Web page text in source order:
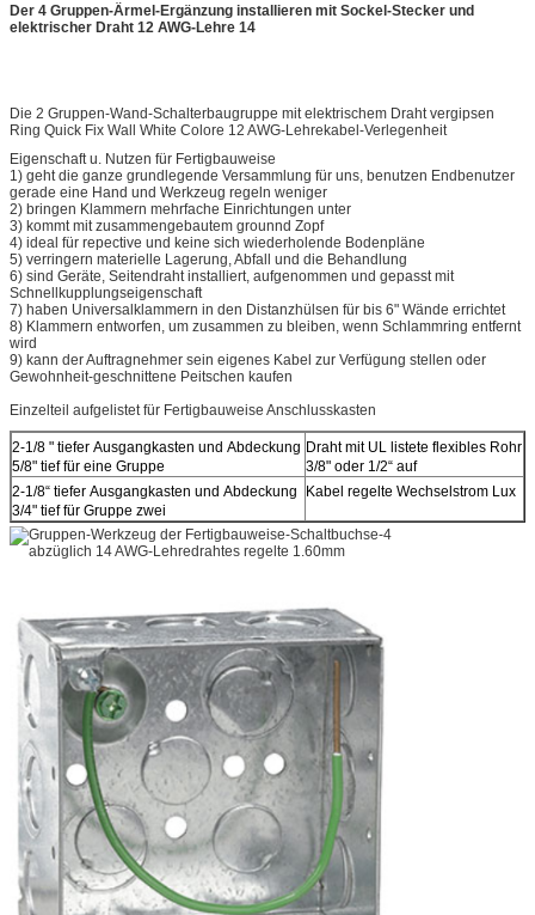
Der 4 Gruppen-Ärmel-Ergänzung installieren mit Sockel-Stecker und
elektrischer Draht 12 AWG-Lehre 14
Die 2 Gruppen-Wand-Schalterbaugruppe mit elektrischem Draht vergipsen
Ring Quick Fix Wall White Colore 12 AWG-Lehrekabel-Verlegenheit
Eigenschaft u. Nutzen für Fertigbauweise
1) geht die ganze grundlegende Versammlung für uns, benutzen Endbenutzer
gerade eine Hand und Werkzeug regeln weniger
2) bringen Klammern mehrfache Einrichtungen unter
3) kommt mit zusammengebautem grounnd Zopf
4) ideal für repective und keine sich wiederholende Bodenpläne
5) verringern materielle Lagerung, Abfall und die Behandlung
6) sind Geräte, Seitendraht installiert, aufgenommen und gepasst mit
Schnellkupplungseigenschaft
7) haben Universalklammern in den Distanzhülsen für bis 6" Wände errichtet
8) Klammern entworfen, um zusammen zu bleiben, wenn Schlammring entfernt
wird
9) kann der Auftragnehmer sein eigenes Kabel zur Verfügung stellen oder
Gewohnheit-geschnittene Peitschen kaufen
Einzelteil aufgelistet für Fertigbauweise Anschlusskasten
2-1/8 " tiefer Ausgangkasten und Abdeckung
5/8" tief für eine Gruppe
Draht mit UL listete flexibles Rohr
3/8" oder 1/2“ auf
2-1/8“ tiefer Ausgangkasten und Abdeckung
3/4" tief für Gruppe zwei
Kabel regelte Wechselstrom Lux